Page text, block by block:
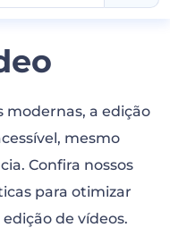
modernas, a edição
mesmo
Confira nossos
para otimizar
de vídeos.